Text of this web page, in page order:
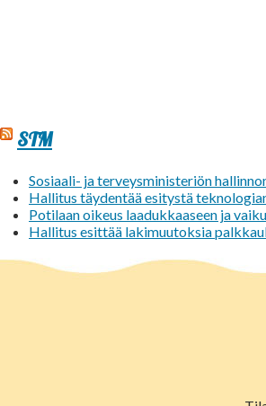
STM
Sosiaali- ja terveysministeriön
Hallitus täydentää esitystä
Potilaan oikeus laadukkaaseen ja
Hallitus esittää lakimuutoksia